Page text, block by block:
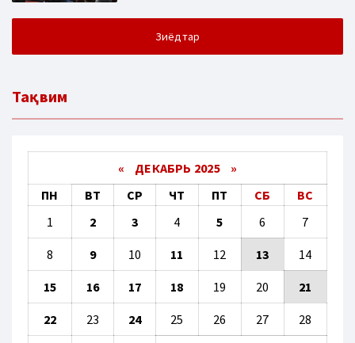
Зиёдтар
Тақвим
« ДЕКАБРЬ 2025 »
ПН
ВТ СР ЧТ ПТ СБ
ВС
1
2 3 4 5 6 7
8 9 10 11 12 13 14
15 16 17 18 19 20 21
22 23 24 25 26 27 28